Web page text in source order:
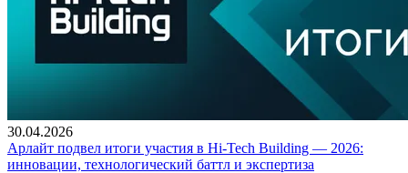
30.04.2026
Арлайт подвел итоги участия в Hi-Tech Building — 2026:
инновации, технологический баттл и экспертиза